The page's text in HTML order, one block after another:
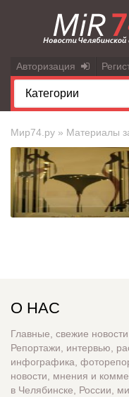
Авторизация
Мир74.ру » Материалы
О НАС
Главные, свежие
Репортажи, интервью,
инфографика,
новости, мнения и
в Челябинске, России,